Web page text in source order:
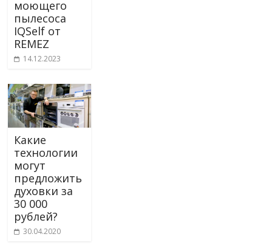
моющего
пылесоса
IQSelf от
REMEZ
14.12.2023
Какие
технологии
могут
предложить
духовки за
30 000
рублей?
30.04.2020